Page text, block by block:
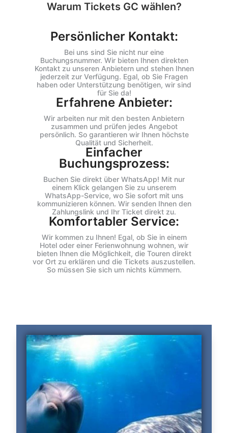
Warum Tickets GC wählen?
Persönlicher Kontakt:
Bei uns sind Sie nicht nur eine
Buchungsnummer. Wir bieten Ihnen direkten
Kontakt zu unseren Anbietern und stehen Ihnen
jederzeit zur Verfügung. Egal, ob Sie Fragen
haben oder Unterstützung benötigen, wir sind
für Sie da!
Erfahrene Anbieter:
Wir arbeiten nur mit den besten Anbietern
zusammen und prüfen jedes Angebot
persönlich. So garantieren wir Ihnen höchste
Qualität und Sicherheit.
Einfacher
Buchungsprozess:
Buchen Sie direkt über WhatsApp! Mit nur
einem Klick gelangen Sie zu unserem
WhatsApp-Service, wo Sie sofort mit uns
kommunizieren können. Wir senden Ihnen den
Zahlungslink und Ihr Ticket direkt zu.
Komfortabler Service:
Wir kommen zu Ihnen! Egal, ob Sie in einem
Hotel oder einer Ferienwohnung wohnen, wir
bieten Ihnen die Möglichkeit, die Touren direkt
vor Ort zu erklären und die Tickets auszustellen.
So müssen Sie sich um nichts kümmern.